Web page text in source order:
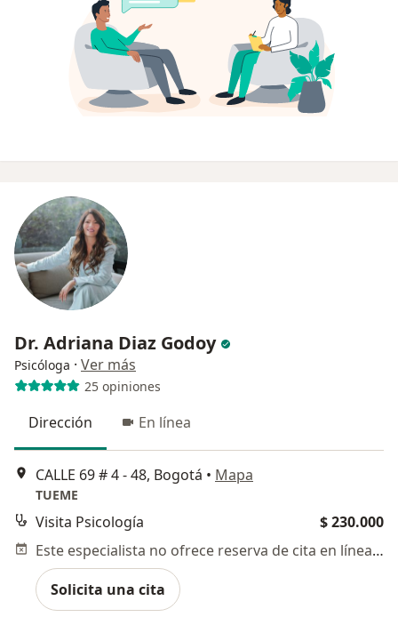
Dr. Adriana Diaz Godoy
Psicóloga · Ver más
25 opiniones
Dirección En línea
CALLE 69 # 4 - 48, Bogotá • Mapa
TUEME
Visita Psicología
$ 230.000
Este especialista no ofrece reserva de cita en línea en esta dirección.
Solicita una cita